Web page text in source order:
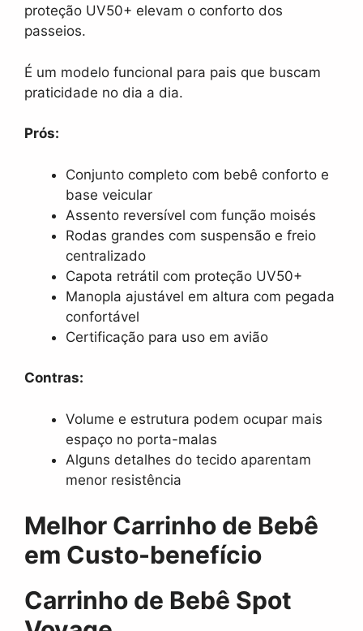
proteção UV50+ elevam o conforto dos
passeios.
É um modelo funcional para pais que buscam
praticidade no dia a dia.
Prós:
Conjunto completo com bebê conforto e
base veicular
Assento reversível com função moisés
Rodas grandes com suspensão e freio
centralizado
Capota retrátil com proteção UV50+
Manopla ajustável em altura com pegada
confortável
Certificação para uso em avião
Contras:
Volume e estrutura podem ocupar mais
espaço no porta-malas
Alguns detalhes do tecido aparentam
menor resistência
Melhor Carrinho de Bebê
em Custo-benefício
Carrinho de Bebê Spot